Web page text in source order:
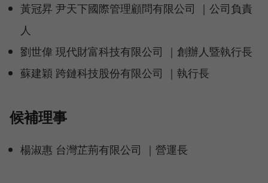
黃冠昇 尹天下國際管理顧問有限公司 ｜公司負責
人
劉世偉 現代財富科技有限公司 ｜創辦人暨執行長
蘇建穎 跨鏈科技股份有限公司 ｜執行長
候補理事
楊淑惠 台灣芷荊有限公司 ｜營運長